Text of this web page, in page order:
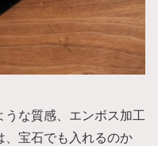
な質感、エンボス加工
、宝石でも入れるのか